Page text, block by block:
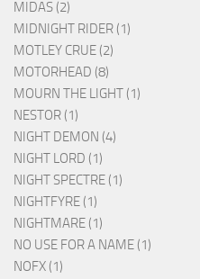
MIDAS (2)
MIDNIGHT RIDER (1)
MOTLEY CRUE (2)
MOTORHEAD (8)
MOURN THE LIGHT (1)
NESTOR (1)
NIGHT DEMON (4)
NIGHT LORD (1)
NIGHT SPECTRE (1)
NIGHTFYRE (1)
NIGHTMARE (1)
NO USE FOR A NAME (1)
NOFX (1)